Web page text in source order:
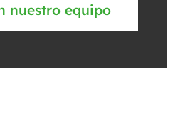
nuestro equipo